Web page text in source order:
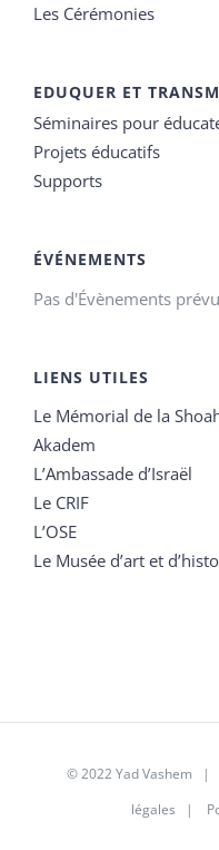
Les Cérémonies
EDUQUER ET
Séminaires pour
Projets éducatifs
Supports
ÉVÉNEMENTS
Pas d'Évènements
LIENS UTILES
Le Mémorial de la
Akadem
L’Ambassade d’Israël
Le CRIF
L’OSE
Le Musée d’art et
© 2022 Yad Vashem
légales |